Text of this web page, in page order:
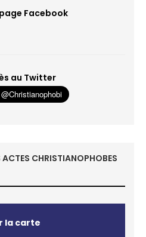
Facebook
au Twitter
CHRISTIANOPHOBES
la carte